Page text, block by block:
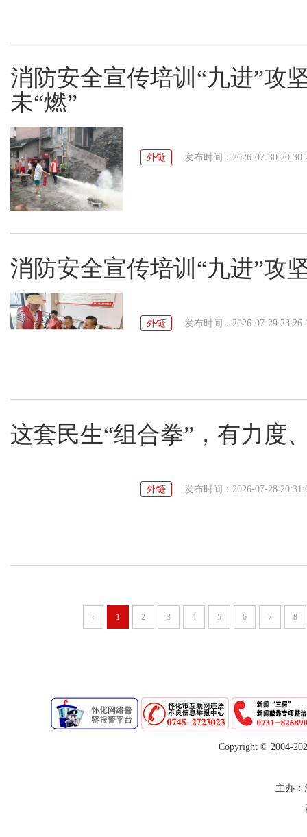
消防安全宣传培训“九进”攻
未“燃”
外链 发布时间：2026-07-30
消防安全宣传培训“九进”攻
外链 发布时间：2026-07-29
这套民生“组合拳”，有力度
外链 发布时间：2026-07-28
‹ 1 2 3 4 5 6 7 8
Copyright © 2004-
主办：